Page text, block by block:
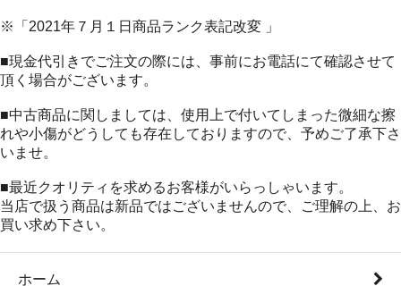
※「2021年７月１日商品ランク表記改変 」
■現金代引きでご注文の際には、事前にお電話にて確認させて
頂く場合がございます。
■中古商品に関しましては、使用上で付いてしまった微細な擦
れや小傷がどうしても存在しておりますので、予めご了承下さ
いませ。
■最近クオリティを求めるお客様がいらっしゃいます。
当店で扱う商品は新品ではございませんので、ご理解の上、お
買い求め下さい。
ホーム